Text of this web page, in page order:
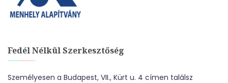
Fedél Nélkül Szerkesztőség
Személyesen a Budapest, VII., Kürt u. 4 címen találsz